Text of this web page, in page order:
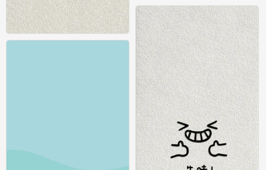
纯色壁纸
0